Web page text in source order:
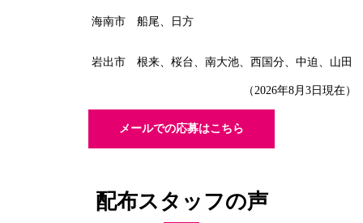
海南市 船尾、日方
岩出市 根来、桜台、南大池、西国分、中迫、山田
（2026年8月3日現在）
メールでの応募はこちら
配布スタッフの声